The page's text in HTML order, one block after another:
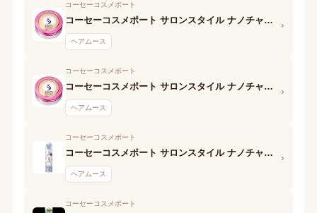
コーセーコスメポート
コーセーコスメポート サロンスタイル ナノチャージ スタイリングムース(スーパーハード)
ヘアムース
›
コーセーコスメポート
コーセーコスメポート サロンスタイル ナノチャージ スタイリングムース(しっとりレイヤー)
ヘアムース
›
コーセーコスメポート
コーセーコスメポート サロンスタイル ナノチャージ スタイリングムース(さらさらストレート)
ヘアムース
›
コーセーコスメポート